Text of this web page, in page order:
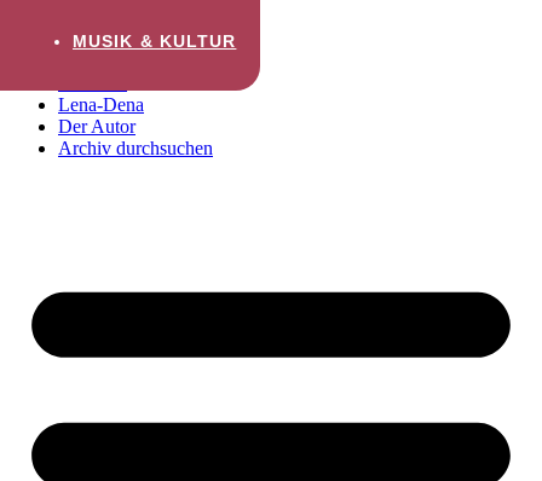
Lena-Dena
Der Autor
Archiv durchsuchen
MUSIK & KULTUR